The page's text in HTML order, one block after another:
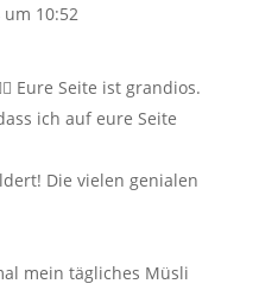
10:52
Eure Seite ist grandios.
ich auf eure Seite
Die vielen genialen
mein tägliches Müsli